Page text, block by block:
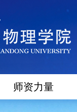
师资力量